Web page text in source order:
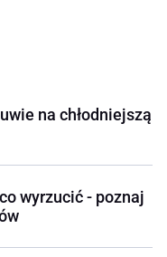
na chłodniejszą
wyrzucić - poznaj